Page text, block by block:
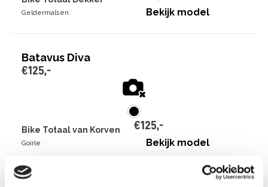
Geldermalsen Bekijk model
Batavus Diva
€125,-
Bike Totaal van Korven
Goirle
€125,-
Bekijk model